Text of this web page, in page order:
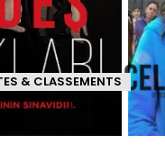
& CLASSEMENTS